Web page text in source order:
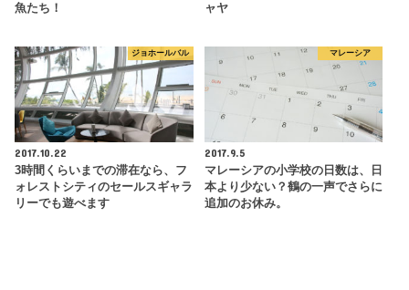
魚たち！
ャヤ
ジョホールバル
2017.10.22
3時間くらいまでの滞在なら、フ
ォレストシティのセールスギャラ
リーでも遊べます
マレーシア
2017.9.5
マレーシアの小学校の日数は、日
本より少ない？鶴の一声でさらに
追加のお休み。